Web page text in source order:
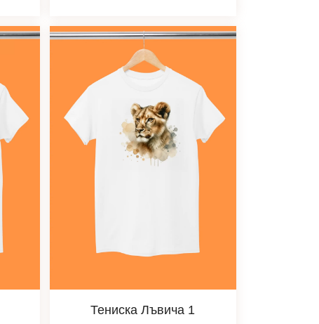
Тениска Лъвича 1